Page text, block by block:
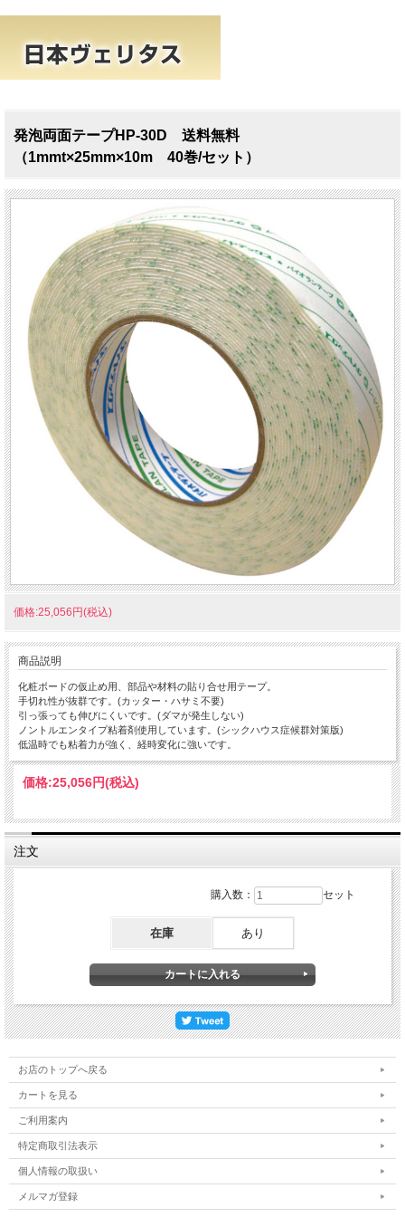
発泡両面テープHP-30D 送料無料
（1mmt×25mm×10m 40巻/セット）
価格:25,056円(税込)
商品説明
化粧ボードの仮止め用、部品や材料の貼り合せ用テープ。
手切れ性が抜群です。(カッター・ハサミ不要)
引っ張っても伸びにくいです。(ダマが発生しない)
ノントルエンタイプ粘着剤使用しています。(シックハウス症候群対策版)
低温時でも粘着力が強く、経時変化に強いです。
価格:25,056円(税込)
注文
購入数： セット
在庫 あり
お店のトップへ戻る
カートを見る
ご利用案内
特定商取引法表示
個人情報の取扱い
メルマガ登録